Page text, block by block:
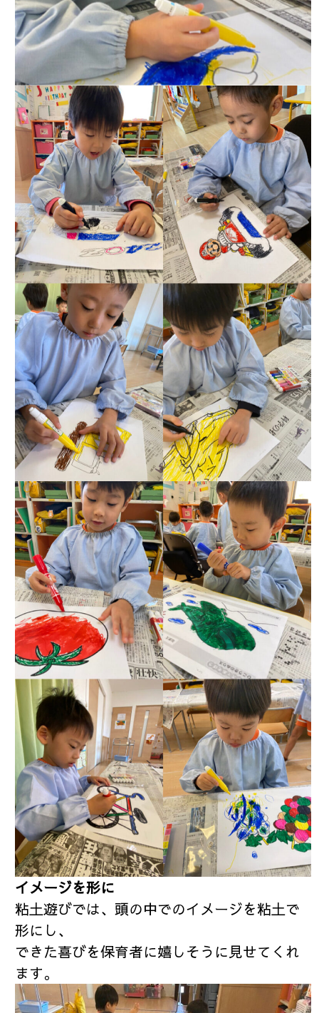
イメージを形に
粘土遊びでは、頭の中でのイメージを粘土で
形にし、
できた喜びを保育者に嬉しそうに見せてくれ
ます。